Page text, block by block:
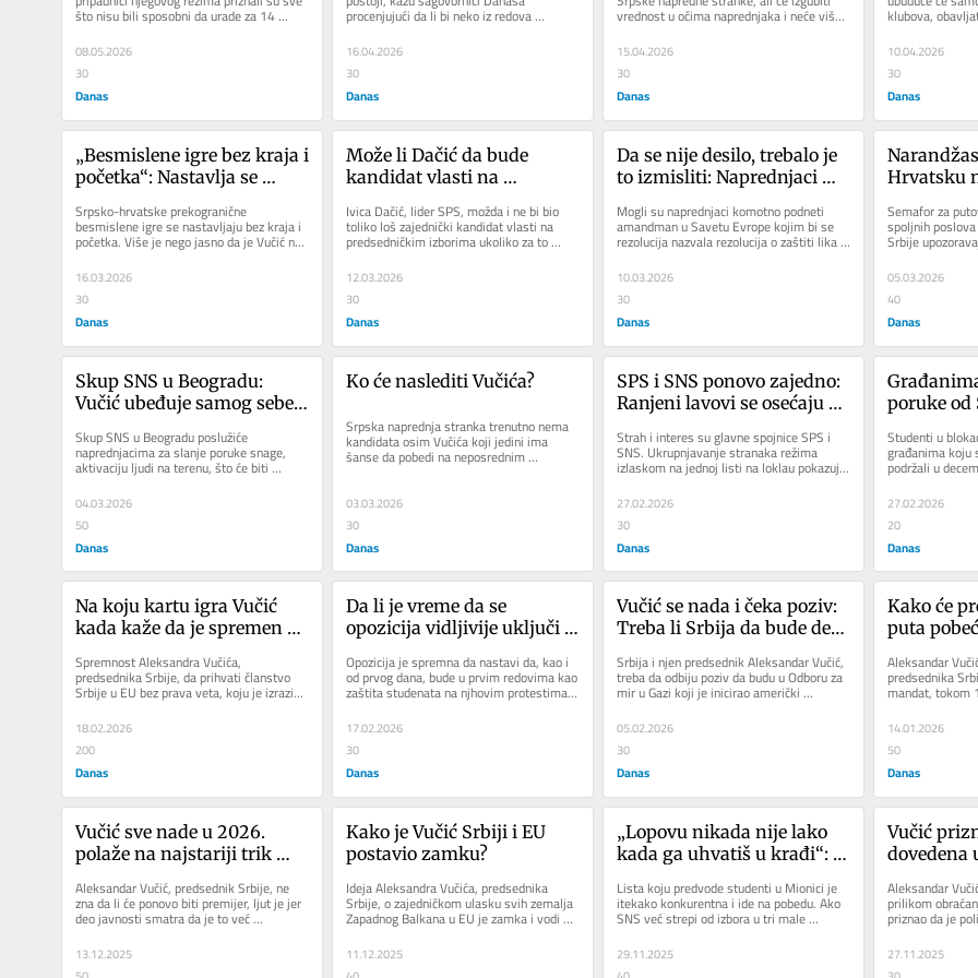
što nisu bili sposobni da urade za 14
godina, jer u njegovom...
08.05.2026
30
Danas
procenjujući da li bi neko iz redova
vladajućih partija mogao da ih...
16.04.2026
30
Danas
vrednost u očima naprednjaka i neće više
15.04.2026
30
Danas
klubova,
poslanica u
10.04.2026
30
Danas
„Besmislene igre bez kraja i
početka“: Nastavlja se
“obračun” Milanovića i
Vučića
Srpsko-hrvatske prekogranične
besmislene igre se nastavljaju bez kraja i
početka. Više je nego jasno da je Vučić na
kolenima i da mu treba pomoć...
16.03.2026
30
Danas
Može li Dačić da bude
kandidat vlasti na
Ivica Dačić, lider SPS, možda i ne bi bio
toliko loš zajednički kandidat vlasti na
predsedničkim izborima ukoliko za to
zdravstveno bude...
12.03.2026
30
Danas
Da se nije desilo, trebalo je
to izmisliti: Naprednjaci
govora mržnje i napada na
političare
Mogli su naprednjaci komotno podneti
amandman u Savetu Evrope kojim bi se
rezolucija nazvala rezolucija o zaštiti lika i
dela Aleksandra Vučića, a...
10.03.2026
30
Danas
Hrvatsku
istom
Semafor za
spoljnih
Srbije
prekom
05.03.2026
40
Danas
Skup SNS u Beogradu:
Vučić ubeđuje samog sebe i
Informera – „Nisam gotov“
Skup SNS u Beogradu poslužiće
naprednjacima za slanje poruke snage,
aktivaciju ljudi na terenu, što će biti
neophodno za postizanje dovoljno...
04.03.2026
50
Danas
Ko će naslediti Vučića?
Srpska naprednja stranka trenutno nema
kandidata osim Vučića koji jedini ima
šanse da pobedi na neposrednim
predsedničkim izborima. Zato je teško...
03.03.2026
30
Danas
SPS i SNS ponovo zajedno:
Ranjeni lavovi se osećaju
skupa
Strah i interes su glavne spojnice SPS i
SNS. Ukrupnjavanje stranaka režima
izlaskom na jednoj listi na loklau pokazuje
svest o padu rejtinga. To...
27.02.2026
30
Danas
poruke od
Studenti u
građanima
podržali u
“Raspisujemo
27.02.2026
20
Danas
Na koju kartu igra Vučić
kada kaže da je spremen da
u EU?
Spremnost Aleksandra Vučića,
predsednika Srbije, da prihvati članstvo
Srbije u EU bez prava veta, koju je izrazio
za nemački FAZ, samo je nastavak...
18.02.2026
200
Danas
Da li je vreme da se
opozicija vidljivije uključi u
studentima?
Opozicija je spremna da nastavi da, kao i
od prvog dana, bude u prvim redovima kao
zaštita studenata na njhovim protestima
od nasilja režima. Ali za...
17.02.2026
30
Danas
Vučić se nada i čeka poziv:
Treba li Srbija da bude deo
u Gazi?
Srbija i njen predsednik Aleksandar Vučić,
treba da odbiju poziv da budu u Odboru za
mir u Gazi koji je inicirao američki
predsednik Donald Tramp,...
05.02.2026
30
Danas
Kako će
puta
Aleksandar
predsednika
mandat, tokom
želo da njegova
14.01.2026
50
Danas
Vučić sve nade u 2026.
polaže na najstariji trik
bi mogao da mu se obije o
glavu
Aleksandar Vučić, predsednik Srbije, ne
zna da li će ponovo biti premijer, ljut je jer
deo javnosti smatra da je to već
isplanirano, ali zna da...
13.12.2025
Kako je Vučić Srbiji i EU
postavio zamku?
Ideja Aleksandra Vučića, predsednika
Srbije, o zajedničkom ulasku svih zemalja
Zapadnog Balkana u EU je zamka i vodi
zaustavljanju proširenja a ne...
11.12.2025
„Lopovu nikada nije lako
kada ga uhvatiš u krađi“:
Vučevićevoj izjavi da će za
SNS lokalni izbori u nedelju
Lista koju predvode studenti u Mionici je
itekako konkurentna i ide na pobedu. Ako
SNS već strepi od izbora u tri male
opštine, to znači da im se...
29.11.2025
Vučić
dovedena
to znači?
Aleksandar
prilikom
priznao da je
sa željama
27.11.2025